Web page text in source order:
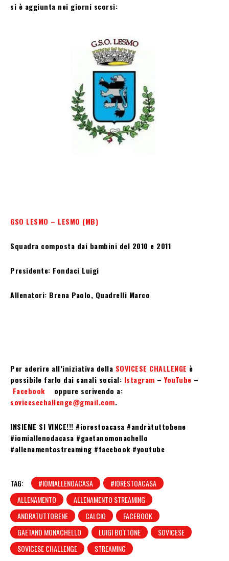
si è aggiunta nei giorni scorsi:
GSO LESMO – LESMO (MB)
Squadra composta dai bambini del 2010 e 2011
Presidente: Fondaci Luigi
Allenatori: Brena Paolo, Quadrelli Marco
Per aderire all’iniziativa della SOVICESE CHALLENGE è
possibile farlo dai canali social: Istagram – YouTube –
Facebook
oppure scrivendo a:
sovicesechallenge@gmail.com.
INSIEME SI VINCE!!! #iorestoacasa #andràtuttobene
#iomiallenodacasa #gaetanomonachello
#allenamentostreaming #facebook #youtube
TAG: #IOMIALLENOACASA
#IORESTOACASA
ALLENAMENTO
ALLENAMENTO STREAMING
ANDRATUTTOBENE
CALCIO
FACEBOOK
GAETANO MONACHELLO
LUIGI BOTTONE
SOVICESE
SOVICESE CHALLENGE
STREAMING